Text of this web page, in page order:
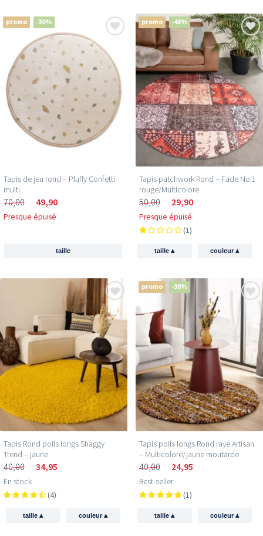
promo -30%
Tapis de jeu rond – Pluffy Confetti
multi
70,00 49,90
Presque épuisé
taille
promo -48%
Tapis patchwork Rond – Fade No.1
rouge/Multicolore
50,00 29,90
Presque épuisé
(1)
taille▴ couleur▴
Tapis Rond poils longs Shaggy
Trend – jaune
40,00 34,95
En stock
(4)
taille▴ couleur▴
promo -38%
Tapis poils longs Rond rayé Artisan
– Multicolore/jaune moutarde
40,00 24,95
Best-seller
(1)
taille▴ couleur▴